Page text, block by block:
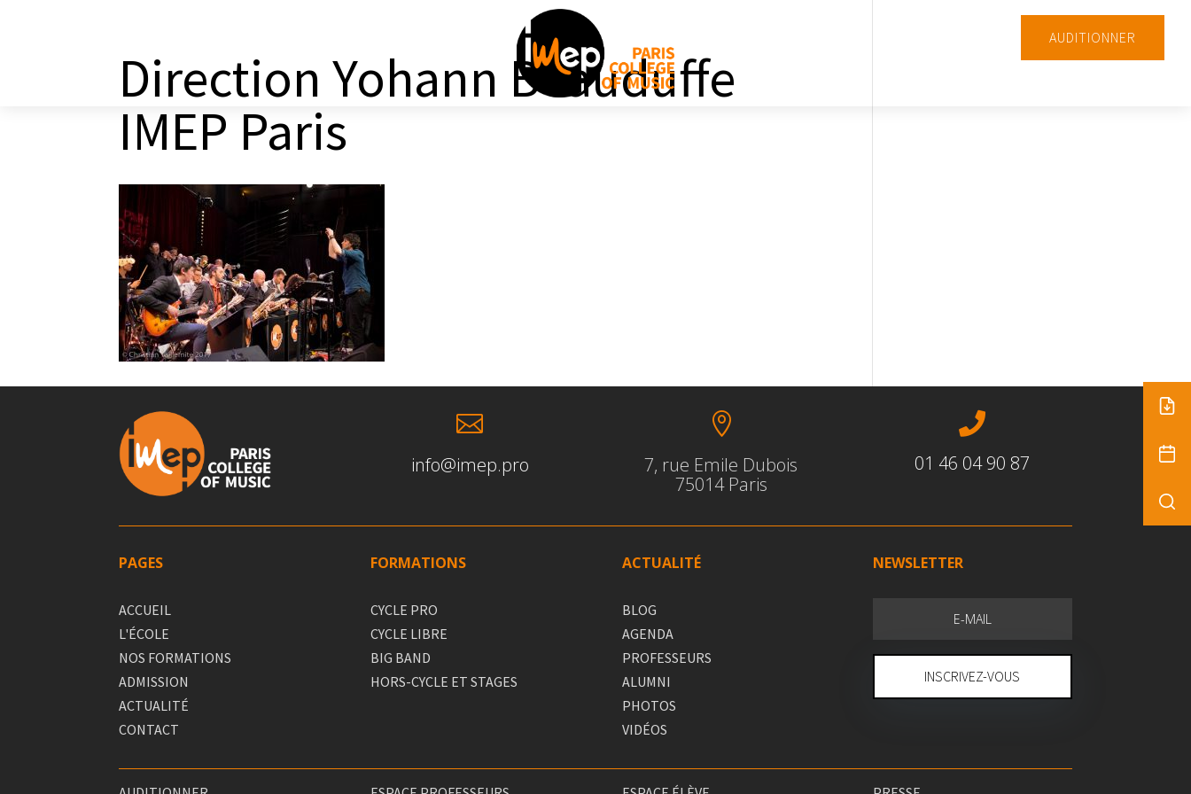
AUDITIONNER
Direction Yohann Beauduffe
IMEP Paris

info@imep.pro

7, rue Emile Dubois
75014 Paris

01 46 04 90 87
PAGES
ACCUEIL
L'ÉCOLE
NOS FORMATIONS
ADMISSION
ACTUALITÉ
CONTACT
FORMATIONS
CYCLE PRO
CYCLE LIBRE
BIG BAND
HORS-CYCLE ET STAGES
ACTUALITÉ
BLOG
AGENDA
PROFESSEURS
ALUMNI
PHOTOS
VIDÉOS
NEWSLETTER
INSCRIVEZ-VOUS